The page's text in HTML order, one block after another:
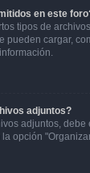
en este
tipos de
pueden cargar,
adjuntos?
adjuntos, debe
opción